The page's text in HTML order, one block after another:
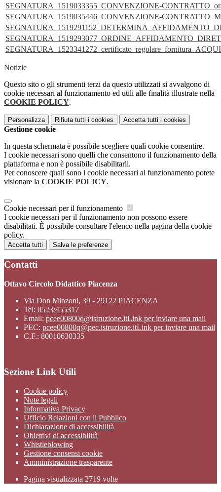
SEGNATURA_1519033355_CONVENZIONE-
SEGNATURA_1519035446_CONVENZIONE-
Notizie
Questo sito o gli strumenti terzi da questo utilizzati si avvalgono di
cookie necessari al funzionamento ed utili alle finalità illustrate nella
COOKIE POLICY.
Personalizza Rifiuta tutti i cookies Accetta tutti i cookies
Gestione cookie
In questa schermata è possibile scegliere quali cookie consentire.
I cookie necessari sono quelli che consentono il funzionamento della
piattaforma e non è possibile disabilitarli.
Per conoscere quali sono i cookie necessari al funzionamento potete
visionare la COOKIE POLICY.
Cookie necessari per il funzionamento
I cookie necessari per il funzionamento non possono essere
disabilitati. È possibile consultare l'elenco nella pagina della cookie
policy.
Accetta tutti Salva le preferenze
Contatti
Ottavo Circolo Didattico Piacenza
Via Don Minzoni, 39 - 29122 PIACENZA
Tel: 0523/455317
Email: pcee00800q@istruzione.itLink per inviare una mail
PEC: pcee00800q@pec.istruzione.itLink per inviare una mail
C.F.: 80010630335
Sezione Link Utili
Cookie policy
Note legali
Informativa Privacy
Ufficio Relazioni con il Pubblico
Dichiarazione di accessibilità
Obiettivi di accessibilità
Whistleblowing
Gestione consensi cookie
Amministrazione trasparente
Pagina visualizzata 2719 volte